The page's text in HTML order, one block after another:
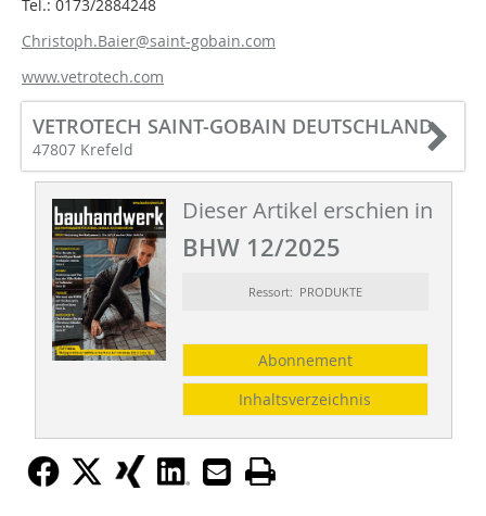
Tel.: 0173/2884248
Christoph.Baier@saint-gobain.com
www.vetrotech.com
VETROTECH SAINT-GOBAIN DEUTSCHLAND
47807 Krefeld
Dieser Artikel erschien in
BHW 12/2025
Ressort: PRODUKTE
Abonnement
Inhaltsverzeichnis